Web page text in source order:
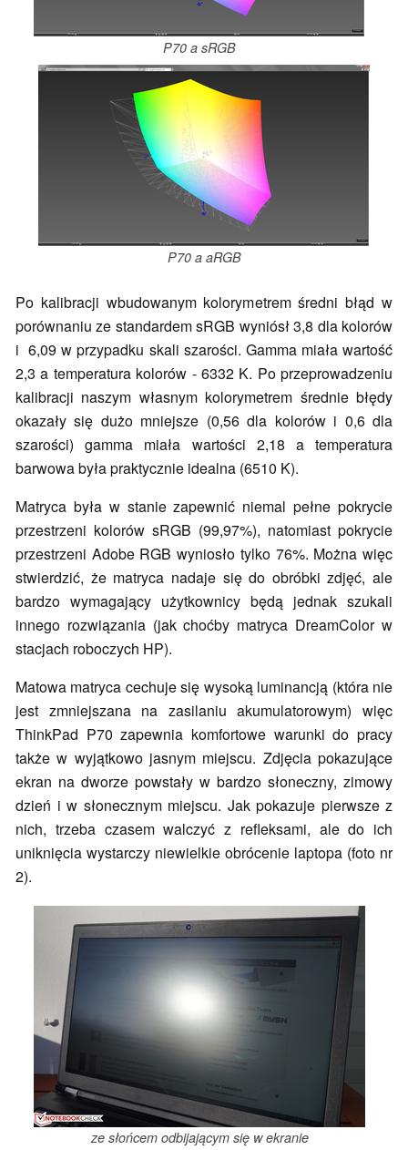
P70 a sRGB
P70 a aRGB
Po kalibracji wbudowanym kolorymetrem średni błąd w
porównaniu ze standardem sRGB wyniósł 3,8 dla kolorów
i 6,09 w przypadku skali szarości. Gamma miała wartość
2,3 a temperatura kolorów - 6332 K. Po przeprowadzeniu
kalibracji naszym własnym kolorymetrem średnie błędy
okazały się dużo mniejsze (0,56 dla kolorów i 0,6 dla
szarości) gamma miała wartości 2,18 a temperatura
barwowa była praktycznie idealna (6510 K).
Matryca była w stanie zapewnić niemal pełne pokrycie
przestrzeni kolorów sRGB (99,97%), natomiast pokrycie
przestrzeni Adobe RGB wyniosło tylko 76%. Można więc
stwierdzić, że matryca nadaje się do obróbki zdjęć, ale
bardzo wymagający użytkownicy będą jednak szukali
innego rozwiązania (jak choćby matryca DreamColor w
stacjach roboczych HP).
Matowa matryca cechuje się wysoką luminancją (która nie
jest zmniejszana na zasilaniu akumulatorowym) więc
ThinkPad P70 zapewnia komfortowe warunki do pracy
także w wyjątkowo jasnym miejscu. Zdjęcia pokazujące
ekran na dworze powstały w bardzo słoneczny, zimowy
dzień i w słonecznym miejscu. Jak pokazuje pierwsze z
nich, trzeba czasem walczyć z refleksami, ale do ich
uniknięcia wystarczy niewielkie obrócenie laptopa (foto nr
2).
ze słońcem odbijającym się w ekranie